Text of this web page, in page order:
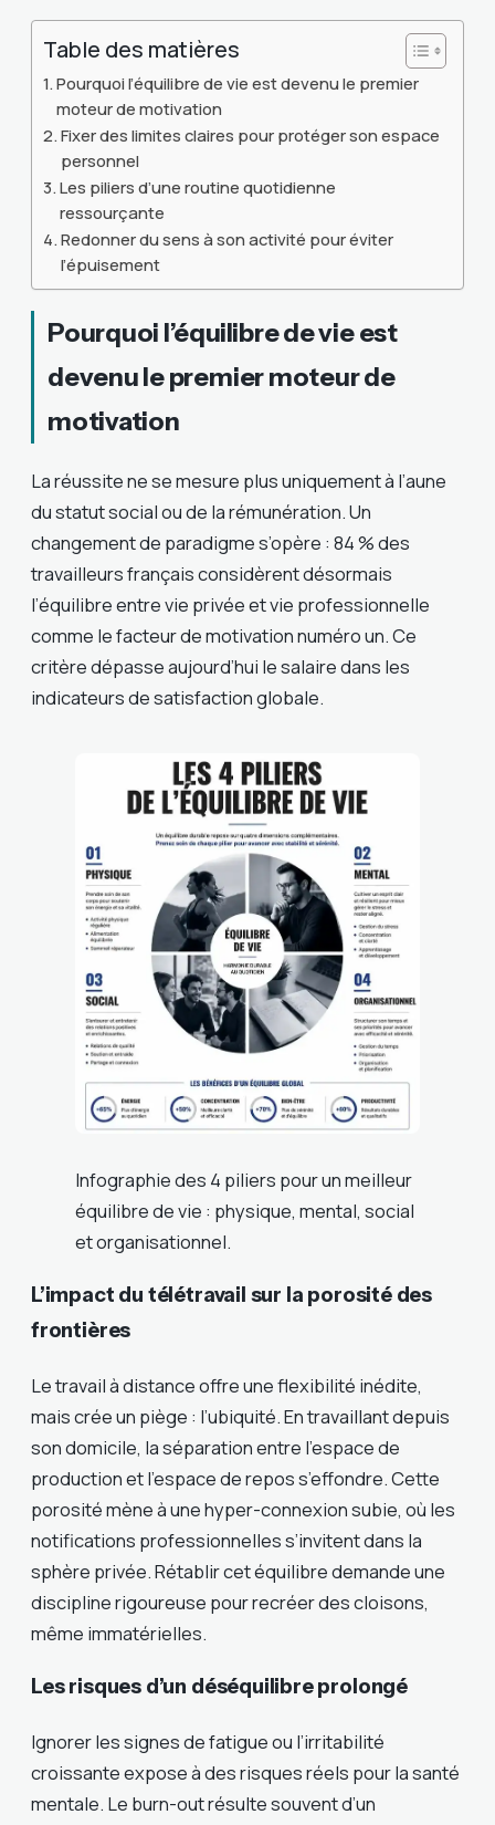
Table des matières
Pourquoi l’équilibre de vie est devenu le premier
moteur de motivation
Fixer des limites claires pour protéger son espace
personnel
Les piliers d’une routine quotidienne
ressourçante
Redonner du sens à son activité pour éviter
l’épuisement
Pourquoi l’équilibre de vie est
devenu le premier moteur de
motivation
La réussite ne se mesure plus uniquement à l’aune
du statut social ou de la rémunération. Un
changement de paradigme s’opère : 84 % des
travailleurs français considèrent désormais
l’équilibre entre vie privée et vie professionnelle
comme le facteur de motivation numéro un. Ce
critère dépasse aujourd’hui le salaire dans les
indicateurs de satisfaction globale.
Infographie des 4 piliers pour un meilleur
équilibre de vie : physique, mental, social
et organisationnel.
L’impact du télétravail sur la porosité des
frontières
Le travail à distance offre une flexibilité inédite,
mais crée un piège : l’ubiquité. En travaillant depuis
son domicile, la séparation entre l’espace de
production et l’espace de repos s’effondre. Cette
porosité mène à une hyper-connexion subie, où les
notifications professionnelles s’invitent dans la
sphère privée. Rétablir cet équilibre demande une
discipline rigoureuse pour recréer des cloisons,
même immatérielles.
Les risques d’un déséquilibre prolongé
Ignorer les signes de fatigue ou l’irritabilité
croissante expose à des risques réels pour la santé
mentale. Le burn-out résulte souvent d’un